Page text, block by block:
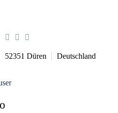
52351 Düren Deutschland